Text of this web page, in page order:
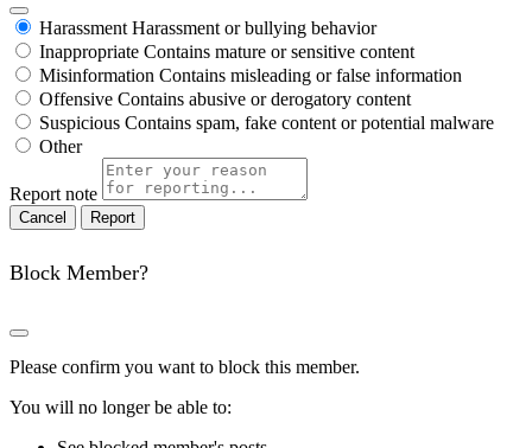
Harassment Harassment or bullying behavior
Inappropriate Contains mature or sensitive content
Misinformation Contains misleading or false information
Offensive Contains abusive or derogatory content
Suspicious Contains spam, fake content or potential malware
Other
Report note
Report
Block Member?
Please confirm you want to block this member.
You will no longer be able to: